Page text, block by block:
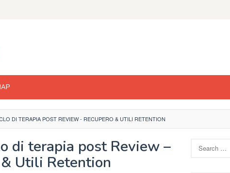
DI TERAPIA POST REVIEW - RECUPERO & UTILI RETENTION
di terapia post Review –
Utili Retention
for: